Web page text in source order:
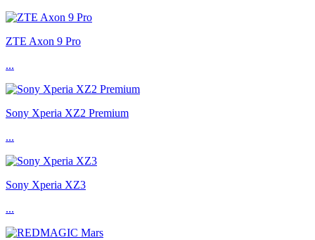
ZTE Axon 9 Pro
...
Sony Xperia XZ2 Premium
...
Sony Xperia XZ3
...